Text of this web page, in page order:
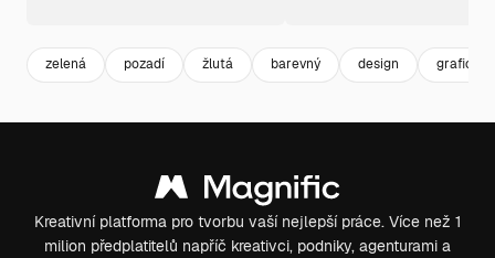
zelená pozadí žlutá barevný design grafické
Kreativní platforma pro tvorbu vaší nejlepší práce. Více než 1
milion předplatitelů napříč kreativci, podniky, agenturami a